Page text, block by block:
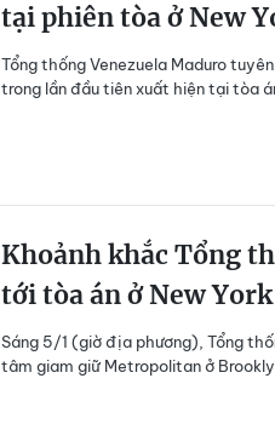
tại phiên tòa ở New
Tổng thống Venezuela Maduro
trong lần đầu tiên xuất hiện tại tòa
Khoảnh khắc Tổng
tới tòa án ở New York
Sáng 5/1 (giờ địa phương), Tổng
tâm giam giữ Metropolitan ở